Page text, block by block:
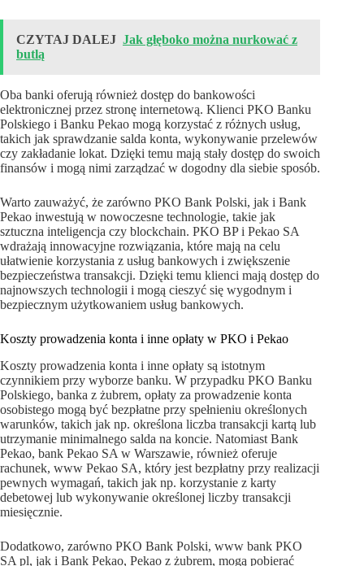
CZYTAJ DALEJ Jak głęboko można nurkować z
butlą
Oba banki oferują również dostęp do bankowości
elektronicznej przez stronę internetową. Klienci PKO Banku
Polskiego i Banku Pekao mogą korzystać z różnych usług,
takich jak sprawdzanie salda konta, wykonywanie przelewów
czy zakładanie lokat. Dzięki temu mają stały dostęp do swoich
finansów i mogą nimi zarządzać w dogodny dla siebie sposób.
Warto zauważyć, że zarówno PKO Bank Polski, jak i Bank
Pekao inwestują w nowoczesne technologie, takie jak
sztuczna inteligencja czy blockchain. PKO BP i Pekao SA
wdrażają innowacyjne rozwiązania, które mają na celu
ułatwienie korzystania z usług bankowych i zwiększenie
bezpieczeństwa transakcji. Dzięki temu klienci mają dostęp do
najnowszych technologii i mogą cieszyć się wygodnym i
bezpiecznym użytkowaniem usług bankowych.
Koszty prowadzenia konta i inne opłaty w PKO i Pekao
Koszty prowadzenia konta i inne opłaty są istotnym
czynnikiem przy wyborze banku. W przypadku PKO Banku
Polskiego, banka z żubrem, opłaty za prowadzenie konta
osobistego mogą być bezpłatne przy spełnieniu określonych
warunków, takich jak np. określona liczba transakcji kartą lub
utrzymanie minimalnego salda na koncie. Natomiast Bank
Pekao, bank Pekao SA w Warszawie, również oferuje
rachunek, www Pekao SA, który jest bezpłatny przy realizacji
pewnych wymagań, takich jak np. korzystanie z karty
debetowej lub wykonywanie określonej liczby transakcji
miesięcznie.
Dodatkowo, zarówno PKO Bank Polski, www bank PKO
SA pl, jak i Bank Pekao, Pekao z żubrem, mogą pobierać